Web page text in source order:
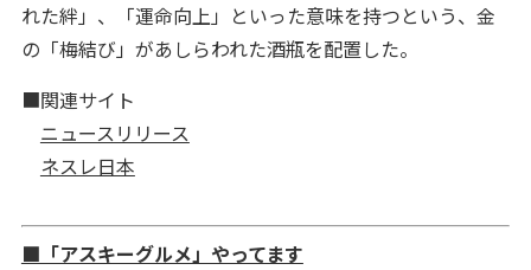
れた絆」、「運命向上」といった意味を持つという、金
の「梅結び」があしらわれた酒瓶を配置した。
■関連サイト
ニュースリリース
ネスレ日本
■「アスキーグルメ」やってます